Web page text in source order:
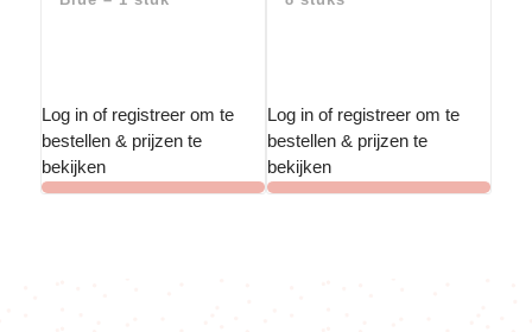
Log in of registreer om te
bestellen & prijzen te
bekijken
Log in of registreer om te
bestellen & prijzen te
bekijken